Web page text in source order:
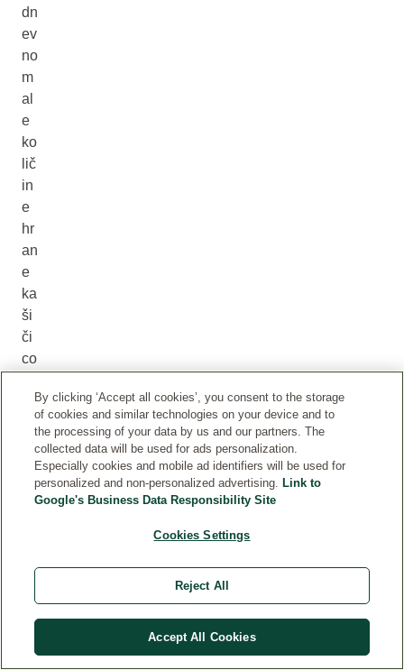
dn
ev
no
m
al
e
ko
lič
in
e
hr
an
e
ka
ši
či
co
do
zv
oli
da
an
By clicking ‘Accept all cookies’, you consent to the storage
of cookies and similar technologies on your device and to
the processing of your data by us and our partners. The
collected data will be used for ads personalization.
Especially cookies and mobile ad identifiers will be used for
personalized and non-personalized advertising. Link to
Google's Business Data Responsibility Site
Cookies Settings
Reject All
Accept All Cookies